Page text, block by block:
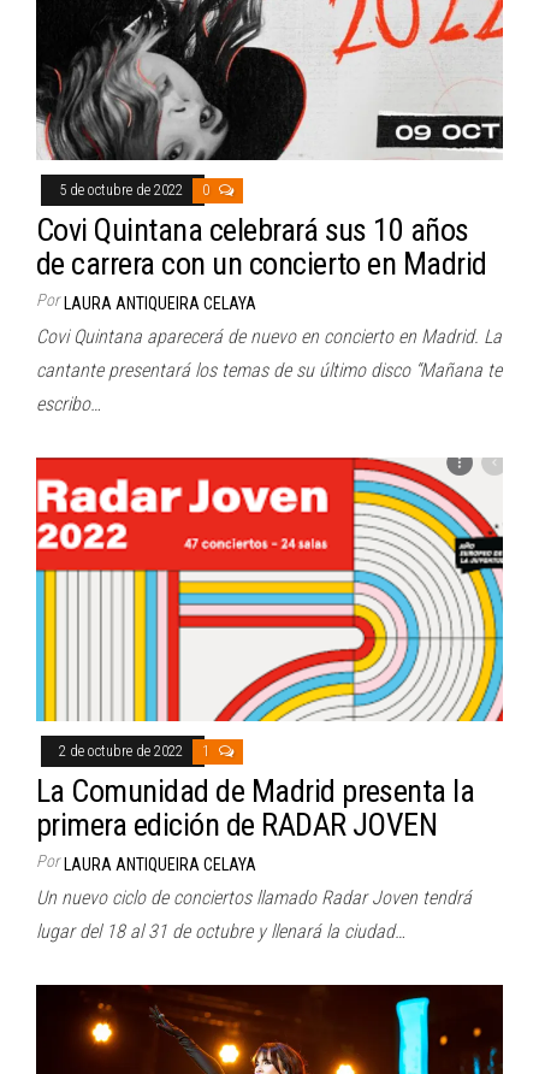
5 de octubre de 2022 0
Covi Quintana celebrará sus 10 años
de carrera con un concierto en Madrid
Por LAURA ANTIQUEIRA CELAYA
Covi Quintana aparecerá de nuevo en concierto en Madrid. La
cantante presentará los temas de su último disco “Mañana te
escribo…
2 de octubre de 2022 1
La Comunidad de Madrid presenta la
primera edición de RADAR JOVEN
Por LAURA ANTIQUEIRA CELAYA
Un nuevo ciclo de conciertos llamado Radar Joven tendrá
lugar del 18 al 31 de octubre y llenará la ciudad…